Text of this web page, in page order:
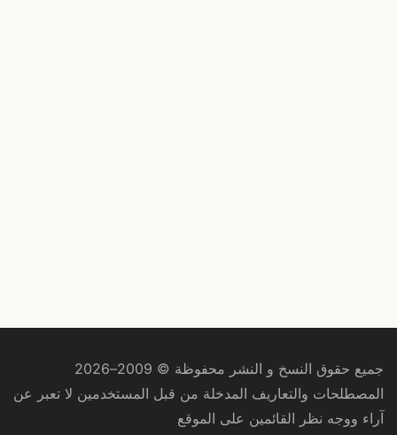
جميع حقوق النسخ و النشر محفوظة © 2009–2026
المصطلحات والتعاريف المدخلة من قبل المستخدمين لا تعبر عن
آراء ووجه نظر القائمين على الموقع